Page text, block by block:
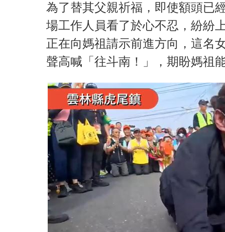
為了替其父親祈福，即使額頭已
場工作人員看了於心不忍，紛紛
正在向媽祖請示前進方向，這名
聲高喊「往斗南！」，期盼媽祖